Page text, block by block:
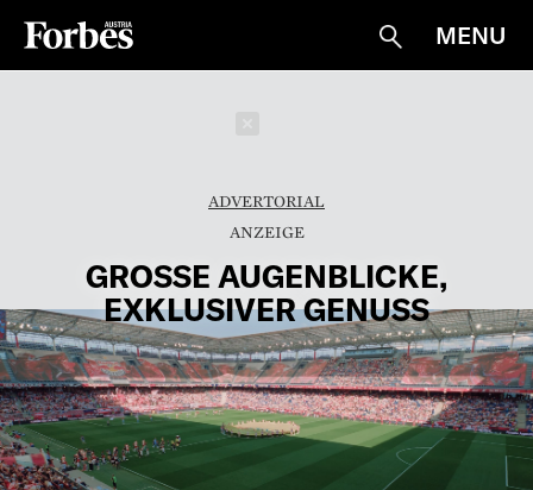
Suche
MENU
ADVERTORIAL
GROSSE AUGENBLICKE, E
XKLUSIVER GENUSS